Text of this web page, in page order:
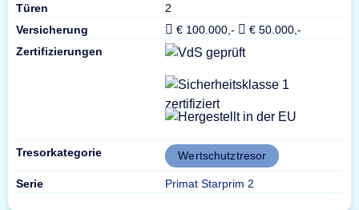
Türen
2
Versicherung
€ 100.000,-
€ 50.000,-
Zertifizierungen
Tresorkategorie Wertschutztresor
Serie Primat Starprim 2